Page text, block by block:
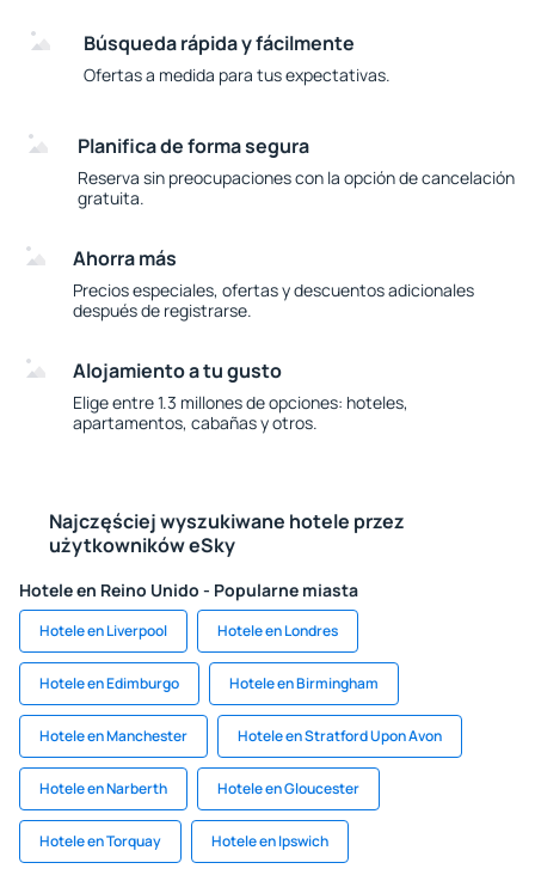
Búsqueda rápida y fácilmente
Ofertas a medida para tus expectativas.
Planifica de forma segura
Reserva sin preocupaciones con la opción de cancelación
gratuita.
Ahorra más
Precios especiales, ofertas y descuentos adicionales
después de registrarse.
Alojamiento a tu gusto
Elige entre 1.3 millones de opciones: hoteles,
apartamentos, cabañas y otros.
Najczęściej wyszukiwane hotele przez
użytkowników eSky
Hotele en Reino Unido - Popularne miasta
Hotele en Liverpool Hotele en Londres
Hotele en Edimburgo Hotele en Birmingham
Hotele en Manchester Hotele en Stratford Upon Avon
Hotele en Narberth Hotele en Gloucester
Hotele en Torquay Hotele en Ipswich